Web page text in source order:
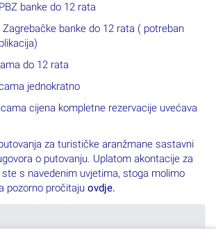
banke do 12 rata
banke do 12 rata ( potreban
do 12 rata
jednokratno
cijena kompletne rezervacije uvećava
za turističke aranžmane sastavni
o putovanju. Uplatom akontacije za
s navedenim uvjetima, stoga molimo
pozorno pročitaju ovdje.